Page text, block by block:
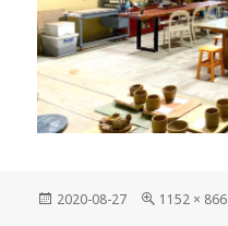
發
2020-08-27
完
1152 × 866